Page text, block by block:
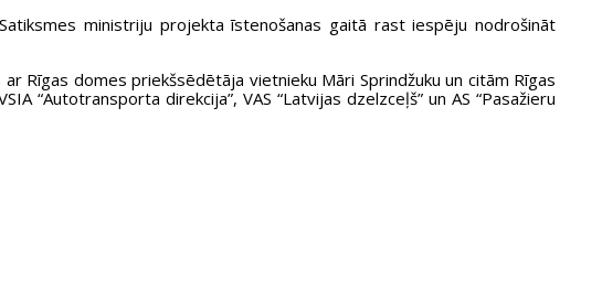
Satiksmes ministriju projekta īstenošanas gaitā rast iespēju nodrošināt
Rīgas domes priekšsēdētāja vietnieku Māri Sprindžuku un citām Rīgas
“Autotransporta direkcija”, VAS “Latvijas dzelzceļš” un AS “Pasažieru